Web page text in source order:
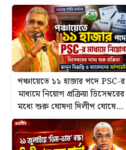
পঞ্চায়েতে ১১ হাজার পদে PSC-র
মাধ্যমে নিয়োগ প্রক্রিয়া ডিসেম্বরের
মধ্যে শুরু ঘোষণা দিলীপ ঘোষের।
জানুন বিজ্ঞপ্তি ও আবেদনের
আপডেট।